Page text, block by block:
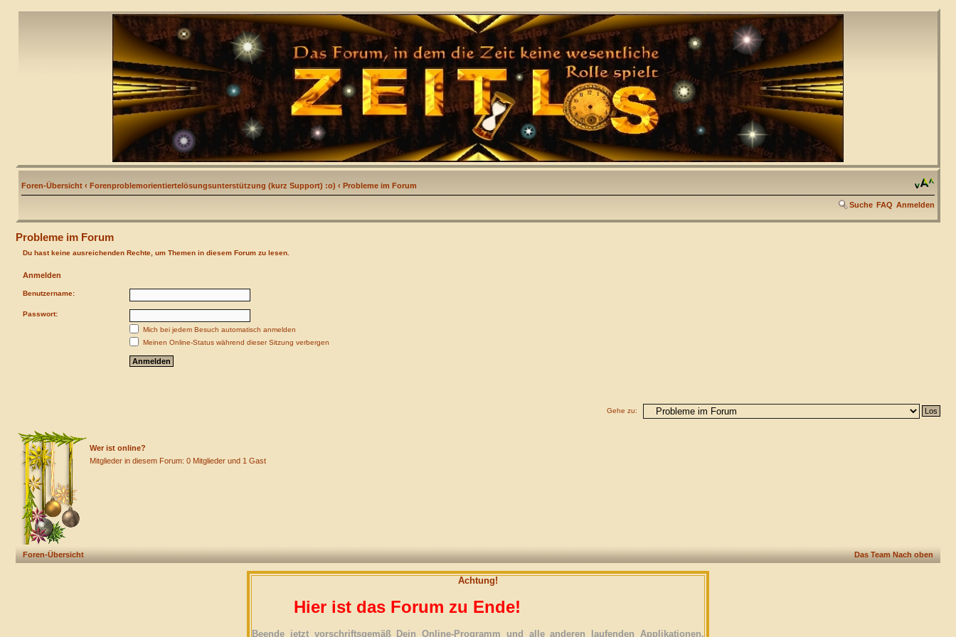
Foren-Übersicht ‹ Forenproblemorientiertelösungsunterstützung (kurz Support) :o) ‹ Probleme im Forum
Suche FAQ Anmelden
Probleme im Forum
Du hast keine ausreichenden Rechte, um Themen in diesem Forum zu lesen.
Anmelden
Benutzername:
Passwort:
Mich bei jedem Besuch automatisch anmelden
Meinen Online-Status während dieser Sitzung verbergen
Gehe zu:
Wer ist online?
Mitglieder in diesem Forum: 0 Mitglieder und 1 Gast
Foren-Übersicht Das Team Nach oben
Achtung!
Hier ist das Forum zu Ende!
Beende jetzt vorschriftsgemäß Dein Online-Programm und alle anderen laufenden Applikationen.